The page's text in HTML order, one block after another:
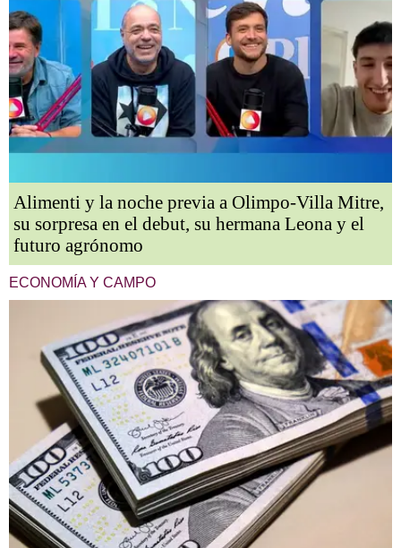
Alimenti y la noche previa a Olimpo-Villa Mitre,
su sorpresa en el debut, su hermana Leona y el
futuro agrónomo
ECONOMÍA Y CAMPO